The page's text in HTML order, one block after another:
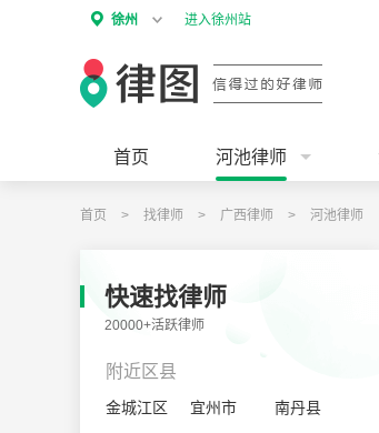
徐州 进入徐州站
首页 河池律师
首页 > 找律师 > 广西律师 > 河池律师
快速找律师
20000+活跃律师
附近区县
金城江区 宜州市
南丹县